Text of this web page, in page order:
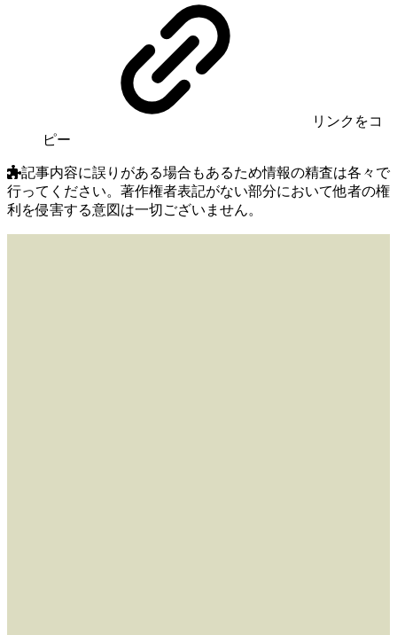
リンク をコ
ピー
記事内容に誤りがある場合もあるため情報の精査は各々で
行ってください。著作権者表記がない部分において他者の権
利を侵害する意図は一切ございません。